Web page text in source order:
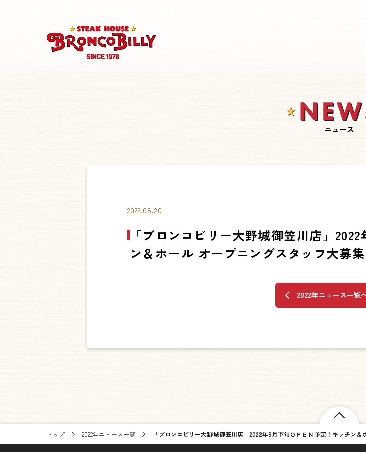
한국어
ニュース
2022.08.20
「ブロンコビリー大野城御笠川店」
ン＆ホール オープニングスタッフ大募集
2022年ニュース一覧
トップ 2022年ニュース一覧 「ブロンコビリー大野城御笠川店」2022年9月下旬ＯＰＥＮ予定！キッチン